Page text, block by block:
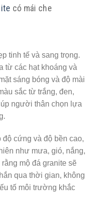
có mái che
tinh tế và sang trọng.
từ các hạt khoáng và
sáng bóng và độ mài
sắc từ trắng, đen,
người thân chọn lựa
cứng và độ bền cao,
như mưa, gió, nắng,
mộ đá granite sẽ
qua thời gian, không
tố môi trường khắc